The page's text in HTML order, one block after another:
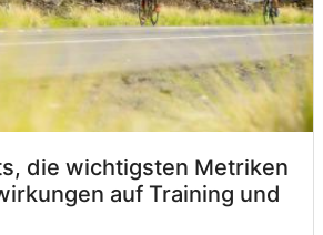
die wichtigsten Metriken
auf Training und